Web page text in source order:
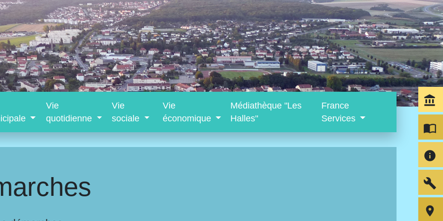
Vie
quotidienne
Vie
sociale
Vie
économique
Médiathèque "Les
Halles"
France
Services
account_balance
import_contacts
info
build
room